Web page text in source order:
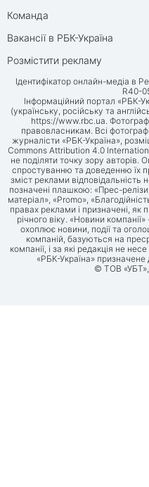
Команда
Вакансії в РБК-Україна
Розмістити рекламу
Ідентифікатор онлайн-медіа в
R40-
Інформаційний портал «РБК-
(українську, російську та
https://www.rbc.ua.
правовласникам. Всі
журналісти «РБК-Україна»,
Commons Attribution 4.0
не поділяти точку зору авторів.
спростуванню та доведенню їх
зміст реклами
позначені плашкою: «Прес-
матеріал», «Promo»,
правах реклами і призначені, як
річного віку. «Новини
охоплює новини, події та
компаній, базуються на
компанії, і за які редакція не
«РБК-Україна» призначене
© ТОВ